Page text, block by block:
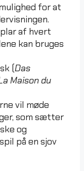
for at
af hvert
kan bruges
(Das
Maison du
vil møde
som sætter
og
på en sjov